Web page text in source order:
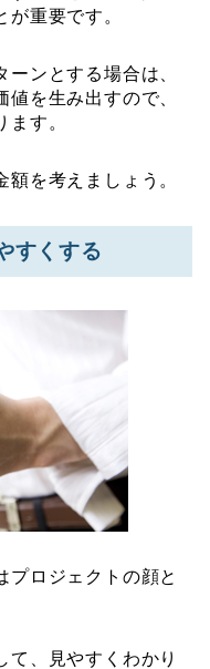
重要です。
ンとする場合は、
を生み出すので、
す。
を考えましょう。
すくする
プロジェクトの顔と
て、見やすくわかり